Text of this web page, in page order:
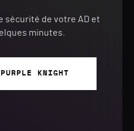
sécurité de votre AD et
minutes.
KNIGHT